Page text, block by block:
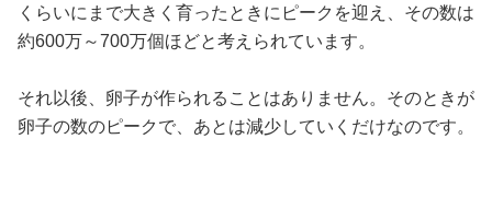
くらいにまで大きく育ったときにピークを迎え、その数は
約600万～700万個ほどと考えられています。
それ以後、卵子が作られることはありません。そのときが
卵子の数のピークで、あとは減少していくだけなのです。